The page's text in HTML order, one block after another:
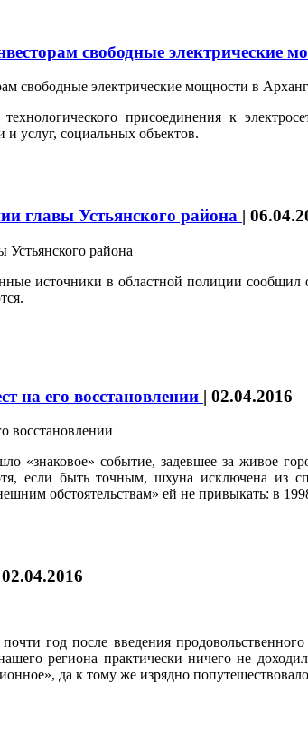
свободные электрические
присоединения к
услуг, социальных объектов.
главы Устьянского района |
источники в областной полиции
на его восстановлении | 02.04.2016
«знаковое» событие, задевшее за живое
если быть точным, шхуна исключена из
обстоятельствам» ей не привыкать: в
02.04.2016
год после введения
региона практически ничего не
да к тому же изрядно